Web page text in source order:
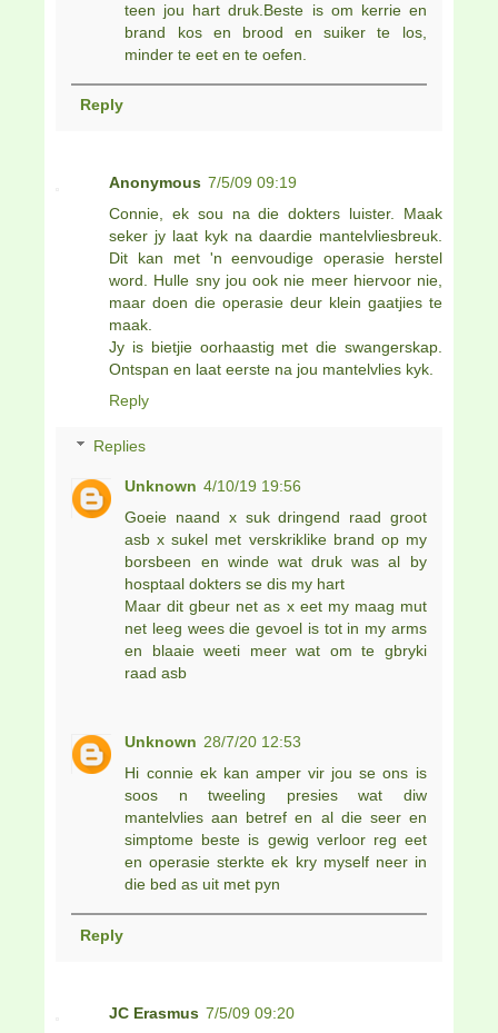
teen jou hart druk.Beste is om kerrie en
brand kos en brood en suiker te los,
minder te eet en te oefen.
Reply
Anonymous 7/5/09 09:19
Connie, ek sou na die dokters luister. Maak
seker jy laat kyk na daardie mantelvliesbreuk.
Dit kan met 'n eenvoudige operasie herstel
word. Hulle sny jou ook nie meer hiervoor nie,
maar doen die operasie deur klein gaatjies te
maak.
Jy is bietjie oorhaastig met die swangerskap.
Ontspan en laat eerste na jou mantelvlies kyk.
Reply
Replies
Unknown 4/10/19 19:56
Goeie naand x suk dringend raad groot
asb x sukel met verskriklike brand op my
borsbeen en winde wat druk was al by
hosptaal dokters se dis my hart
Maar dit gbeur net as x eet my maag mut
net leeg wees die gevoel is tot in my arms
en blaaie weeti meer wat om te gbryki
raad asb
Unknown 28/7/20 12:53
Hi connie ek kan amper vir jou se ons is
soos n tweeling presies wat diw
mantelvlies aan betref en al die seer en
simptome beste is gewig verloor reg eet
en operasie sterkte ek kry myself neer in
die bed as uit met pyn
Reply
JC Erasmus 7/5/09 09:20